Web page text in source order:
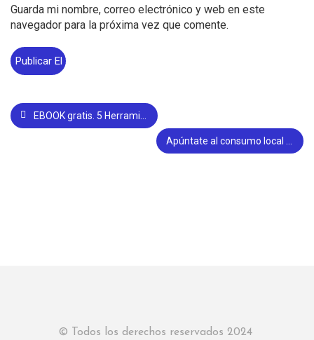
Guarda mi nombre, correo electrónico y web en este
navegador para la próxima vez que comente.
EBOOK gratis. 5 Herramientas para sacar el máximo rendimiento a tu negocio
© Todos los derechos reservados 2024